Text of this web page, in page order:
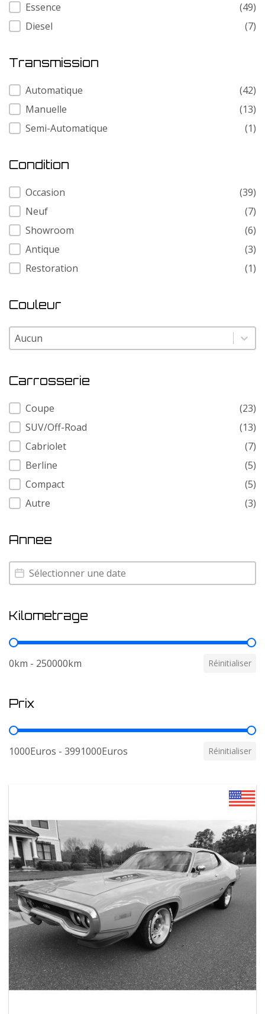
Carburant
Essence
(49)
Diesel
(7)
Transmission
Transmission
Automatique
(42)
Manuelle
(13)
Semi-Automatique
(1)
Condition
Condition
Occasion
(39)
Neuf
(7)
Showroom
(6)
Antique
(3)
Restoration
(1)
Couleur
Couleur
Couleur
Carrosserie
Carrosserie
Coupe
(23)
SUV/Off-Road
(13)
Cabriolet
(7)
Berline
(5)
Compact
(5)
Autre
(3)
Annee
Annee
Annee
Kilometrage
Kilometrage
0km - 250000km Réinitialiser
Prix
Prix
1000Euros - 3991000Euros Réinitialiser